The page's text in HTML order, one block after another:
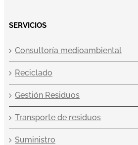
SERVICIOS
Consultoría medioambiental
Reciclado
Gestión Residuos
Transporte de residuos
Suministro